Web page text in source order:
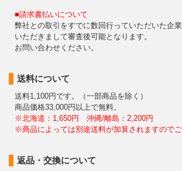
■請求書払いについて
弊社との取引をすでに数回行っていただいた企
いただきまして審査後可能となります。
お問い合わせください。
送料について
送料1,100円です。（一部商品を除く）
商品価格33,000円以上で無料。
※北海道：1,650円 沖縄/離島：2,200円
※商品によっては別途送料が加算されますのでご
返品・交換について